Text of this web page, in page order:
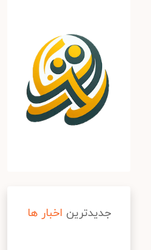
جدیدترین اخبار ها